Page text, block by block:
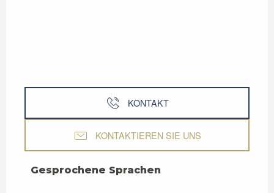
KONTAKT
KONTAKTIEREN SIE UNS
Gesprochene Sprachen
Gesprochene Sprachen